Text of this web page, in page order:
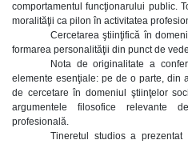
comportamentul funcţionarului public.
moralităţii ca pilon în activitatea
Cercetarea ştiinţifică în
formarea personalităţii din punct de
Nota de originalitate a
elemente esenţiale: pe de o parte, din
de cercetare în domeniul ştiinţelor
argumentele filosofice relevante
profesională.
Tineretul studios a